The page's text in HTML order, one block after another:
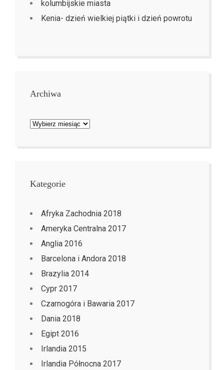
kolumbijskie miasta
Kenia- dzień wielkiej piątki i dzień powrotu
Archiwa
Archiwa
Kategorie
Afryka Zachodnia 2018
Ameryka Centralna 2017
Anglia 2016
Barcelona i Andora 2018
Brazylia 2014
Cypr 2017
Czarnogóra i Bawaria 2017
Dania 2018
Egipt 2016
Irlandia 2015
Irlandia Północna 2017